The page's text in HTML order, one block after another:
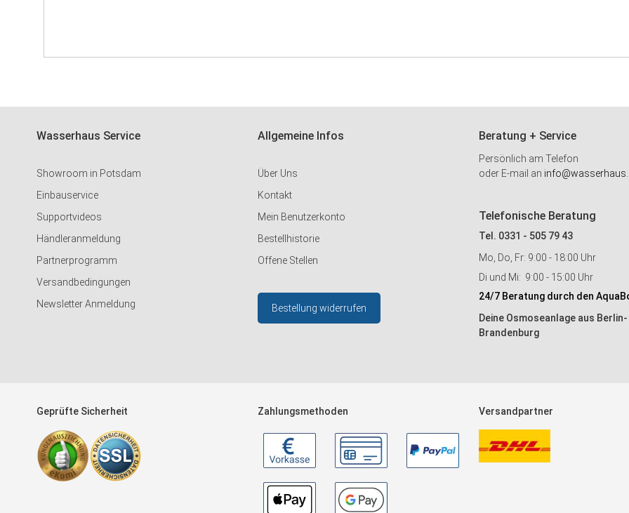
Wasserhaus Service
Showroom in Potsdam
Einbauservice
Supportvideos
Händleranmeldung
Partnerprogramm
Versandbedingungen
Newsletter Anmeldung
Allgemeine Infos
Über Uns
Kontakt
Mein Benutzerkonto
Bestellhistorie
Offene Stellen
Bestellung widerrufen
Beratung + Service
Persönlich am Telefon
oder E-mail an
Telefonische Beratung
Tel. 0331 - 505 79 43
Mo, Do, Fr: 9:00 - 18:00 Uhr
Di und Mi: 9:00 - 15:00 Uhr
24/7 Beratung durch den
Deine Osmoseanlage aus Berlin-
Brandenburg
Geprüfte Sicherheit Zahlungsmethoden Versandpartner